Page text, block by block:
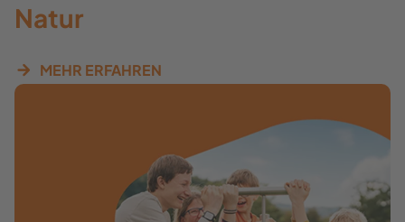
Natur
MEHR ERFAHREN